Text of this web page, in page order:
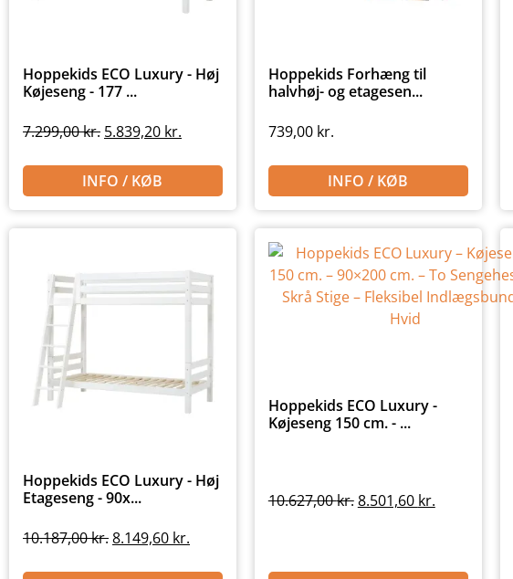
Hoppekids ECO Luxury - Høj
Køjeseng - 177 ...
7.299,00kr. 5.839,20 kr.
INFO / KØB
Hoppekids Forhæng til
halvhøj- og etagesen...
739,00 kr.
INFO / KØB
Hoppekids ECO Luxury - Høj
Etageseng - 90x...
10.187,00kr.8.149,60 kr.
Hoppekids ECO Luxury -
Køjeseng 150 cm. - ...
10.627,00kr.8.501,60 kr.